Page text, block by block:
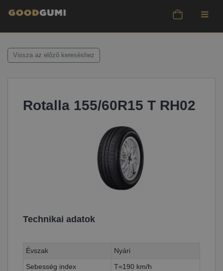
Vissza az előző kereséshez
Rotalla 155/60R15 T RH02
Technikai adatok
Évszak
Nyári
Sebesség index
T=190 km/h